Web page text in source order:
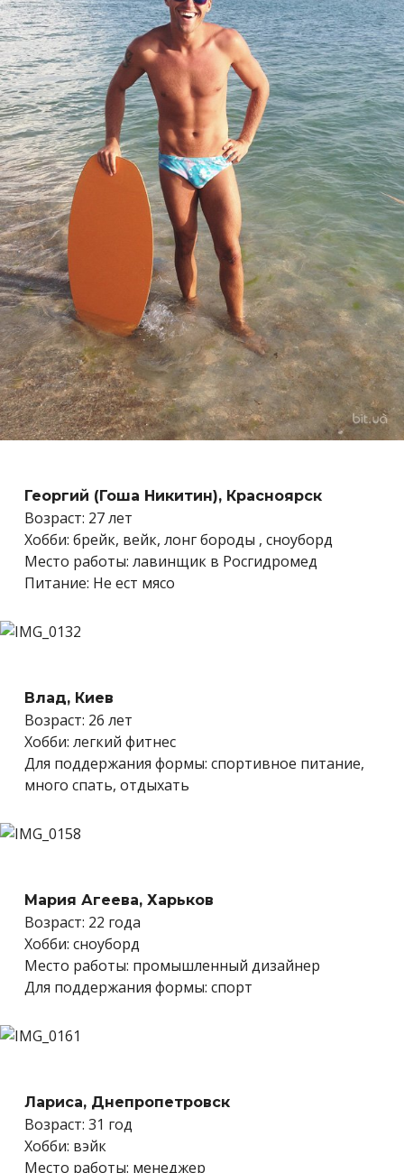
Георгий (Гоша Никитин), Красноярск
Возраст: 27 лет
Хобби: брейк, вейк, лонг бороды , сноуборд
Место работы: лавинщик в Росгидромед
Питание: Не ест мясо
Влад, Киев
Возраст: 26 лет
Хобби: легкий фитнес
Для поддержания формы: спортивное питание,
много спать, отдыхать
Мария Агеева, Харьков
Возраст: 22 года
Хобби: сноуборд
Место работы: промышленный дизайнер
Для поддержания формы: спорт
Лариса, Днепропетровск
Возраст: 31 год
Хобби: вэйк
Место работы: менеджер